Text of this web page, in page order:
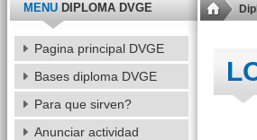
MENUDIPLOMA DVGE
Pagina principal DVGE
Bases diploma DVGE
Para que sirven?
Anunciar actividad